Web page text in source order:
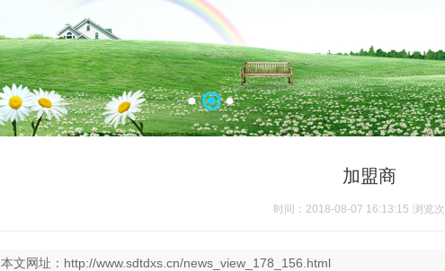
加盟商
时间：2018-08-07 16:13:15 浏览
本文网址： http://www.sdtdxs.cn/news_view_178_156.html